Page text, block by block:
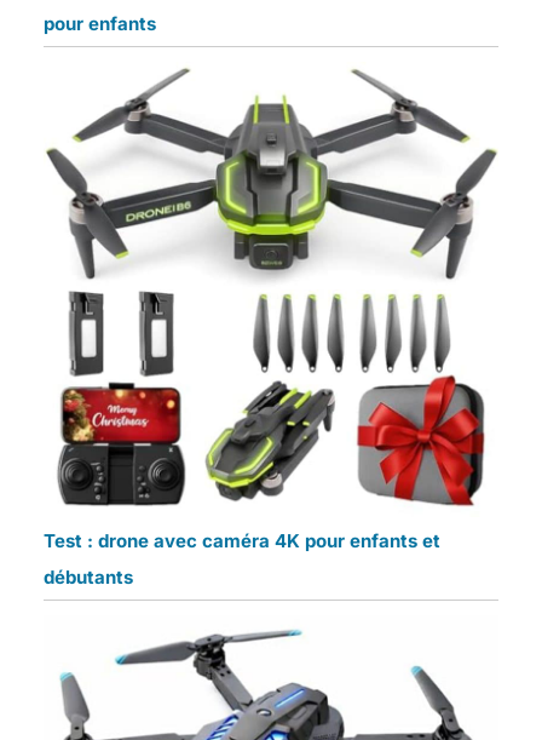
pour enfants
Test : drone avec caméra 4K pour enfants et
débutants